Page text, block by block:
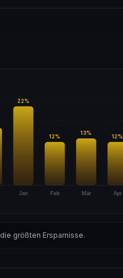
Jan
22%
Feb
12%
Mär
13%
Apr
12%
größten Ersparnisse.